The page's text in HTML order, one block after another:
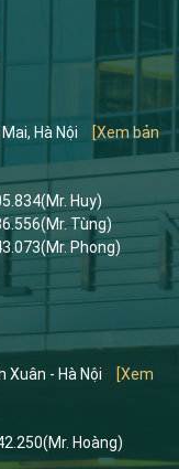
Hà Nội
[Xem bản
(Mr. Huy)
(Mr. Tùng)
(Mr. Phong)
Xuân - Hà Nội
[Xem
(Mr. Hoàng)